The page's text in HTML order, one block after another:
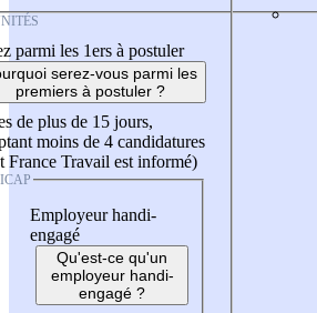
parmi les 1ers à postuler
serez-vous parmi les
premiers à postuler ?
de plus de 15 jours,
moins de 4 candidatures
France Travail est informé)
Employeur handi-
engagé
Qu'est-ce qu'un
employeur handi-
engagé ?